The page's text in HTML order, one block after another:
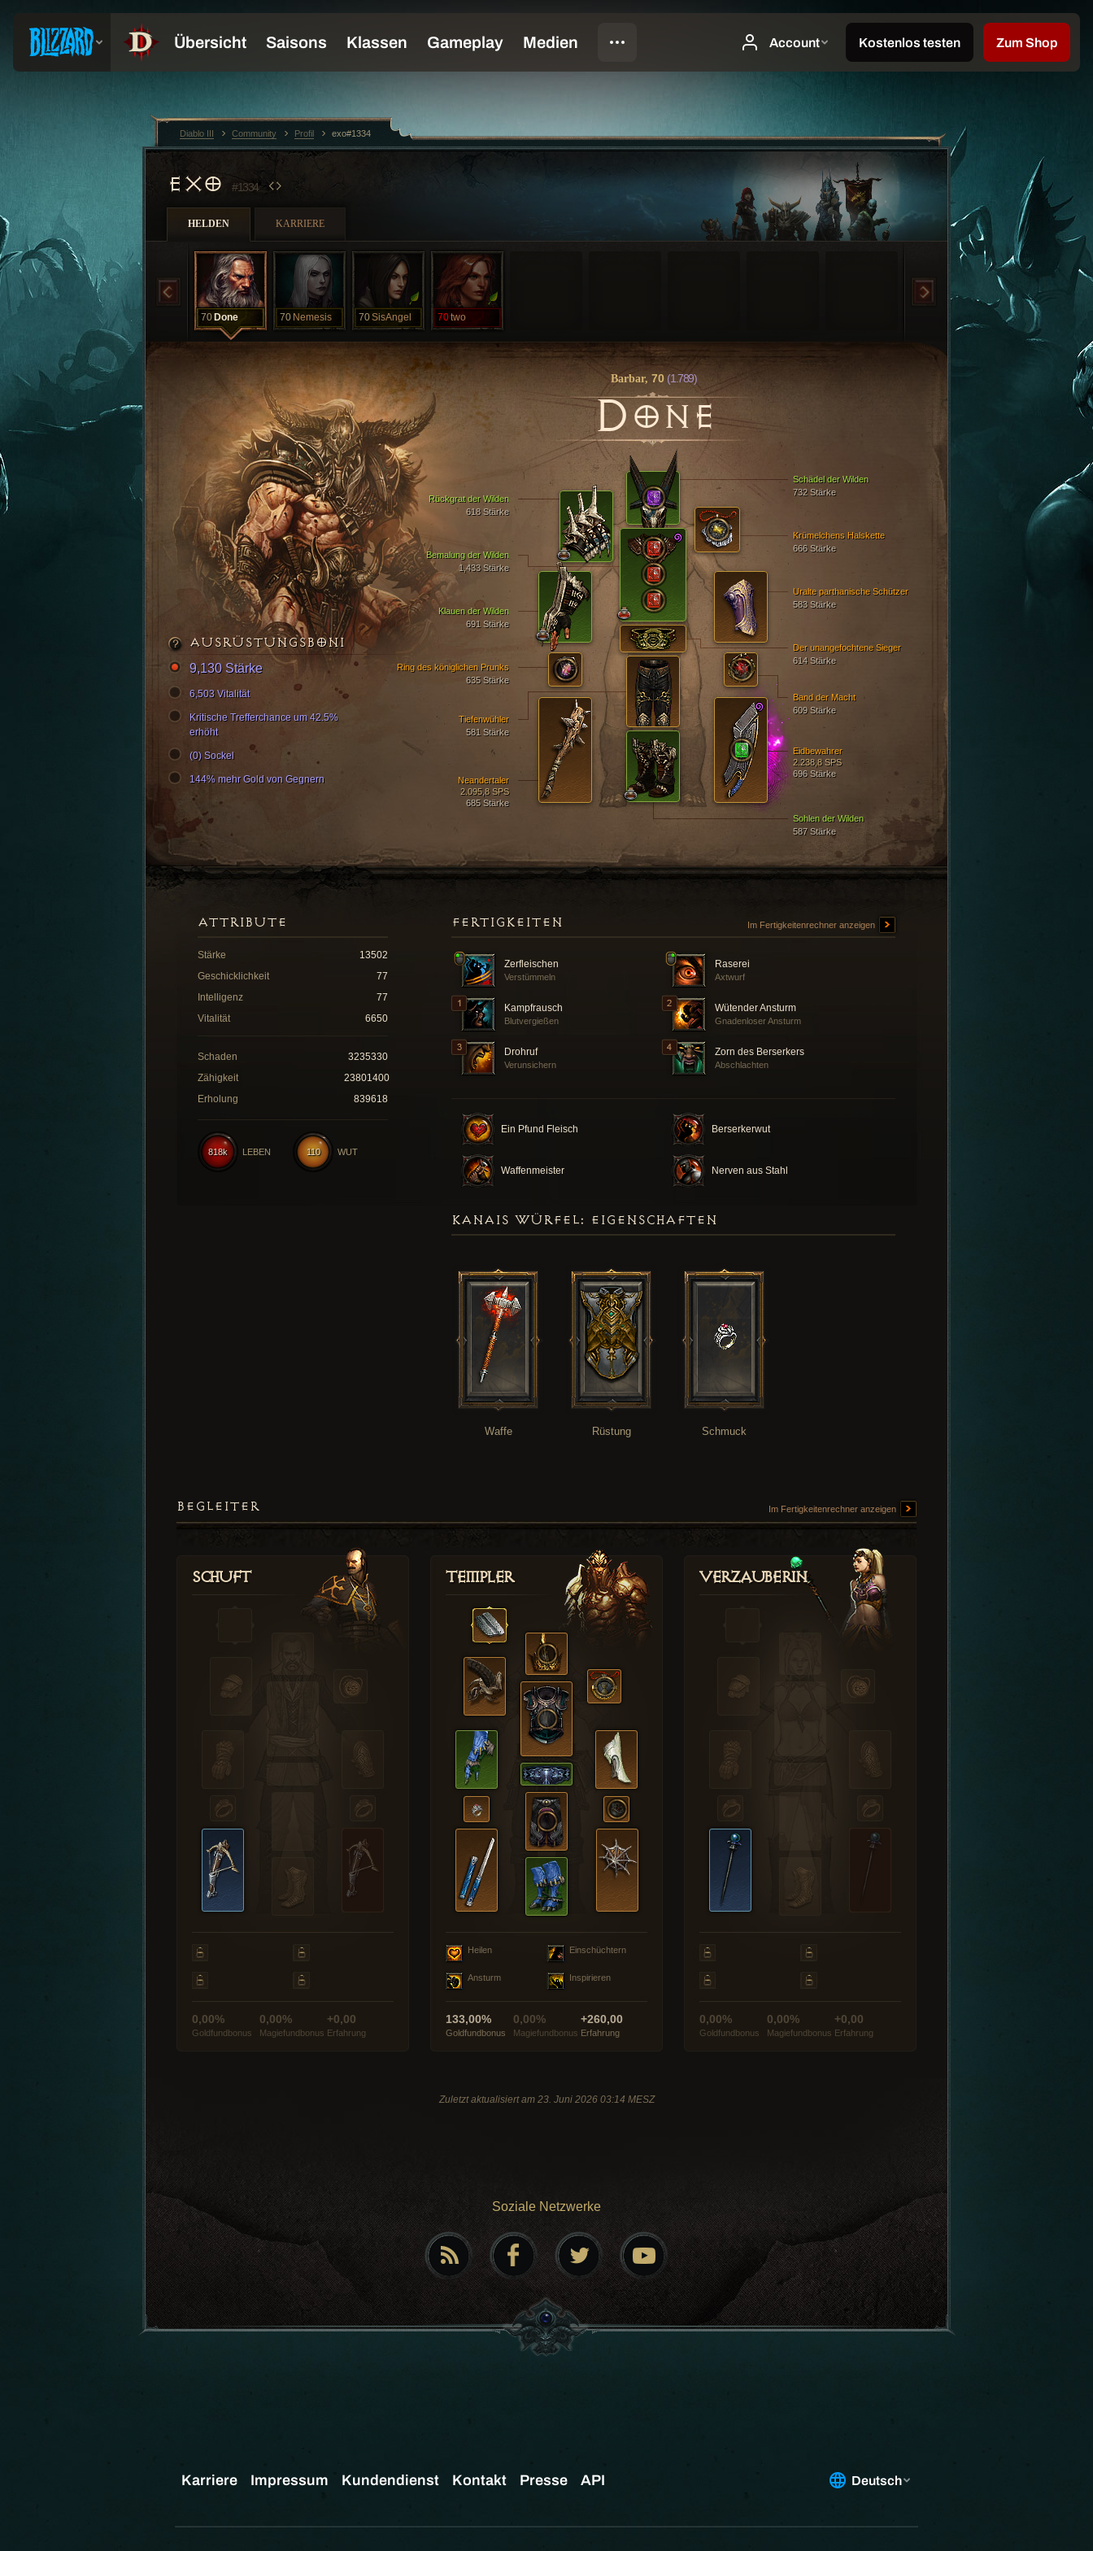
EXO #1334
HELDEN KARRIERE
70 Done 70 Nemesis 70SisAngel 70two
Barbar,70 (1.789)
DONE
Schädel der Wilden
732 Stärke
Bemalung der Wilden
1,433 Stärke
Sohlen der Wilden
587 Stärke
Klauen der Wilden
691 Stärke
Rückgrat der Wilden
618 Stärke
Tiefenwühler
581 Stärke
Uralte parthanische Schützer
583 Stärke
Neandertaler
2.095,8 SPS
685 Stärke
Eidbewahrer
2.238,8 SPS
696 Stärke
Der unangefochtene Sieger
614 Stärke
Band der Macht
609 Stärke
Ring des königlichen Prunks
635 Stärke
Krümelchens Halskette
666 Stärke
AUSRÜSTUNGSBONI
9,130 Stärke
6,503 Vitalität
Kritische Trefferchance um 42.5%
erhöht
(0) Sockel
144% mehr Gold von Gegnern
FERTIGKEITEN Im Fertigkeitenrechner anzeigen
Zerfleischen
Verstümmeln
Raserei
Axtwurf
Kampfrausch
Blutvergießen
Wütender Ansturm
Gnadenloser Ansturm
Drohruf
Verunsichern
Zorn des Berserkers
Abschlachten
Ein Pfund Fleisch Berserkerwut
Waffenmeister Nerven aus Stahl
ATTRIBUTE
Stärke
13502
Geschicklichkeit
77
Intelligenz
77
Vitalität
6650
Schaden
3235330
Zähigkeit
23801400
Erholung
839618
110 WUT
818k LEBEN
KANAIS WÜRFEL: EIGENSCHAFTEN
Waffe Rüstung Schmuck
BEGLEITER Im Fertigkeitenrechner anzeigen
Schuft
0,00%
Goldfundbonus
0,00%
Magiefundbonus
+0,00
Erfahrung
Templer
Heilen Einschüchtern
Ansturm Inspirieren
133,00%
Goldfundbonus
0,00%
Magiefundbonus
+260,00
Erfahrung
Verzauberin
0,00%
Goldfundbonus
0,00%
Magiefundbonus
+0,00
Erfahrung
Zuletzt aktualisiert am 23. Juni 2026 03:14 MESZ
Soziale Netzwerke
Diablo III Community Profil exo#1334